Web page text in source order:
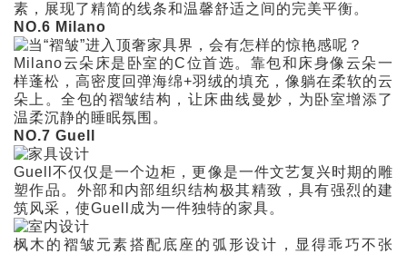
素，展现了精简的线条和温馨舒适之间的完美平衡。
NO.6 Milano
Milano云朵床是卧室的C位首选。靠包和床身像云朵一
样蓬松，高密度回弹海绵+羽绒的填充，像躺在柔软的云
朵上。全包的褶皱结构，让床曲线曼妙，为卧室增添了
温柔沉静的睡眠氛围。
NO.7 Guell
Guell不仅仅是一个边柜，更像是一件文艺复兴时期的雕
塑作品。外部和内部组织结构极其精致，具有强烈的建
筑风采，使Guell成为一件独特的家具。
枫木的褶皱元素搭配底座的弧形设计，显得乖巧不张